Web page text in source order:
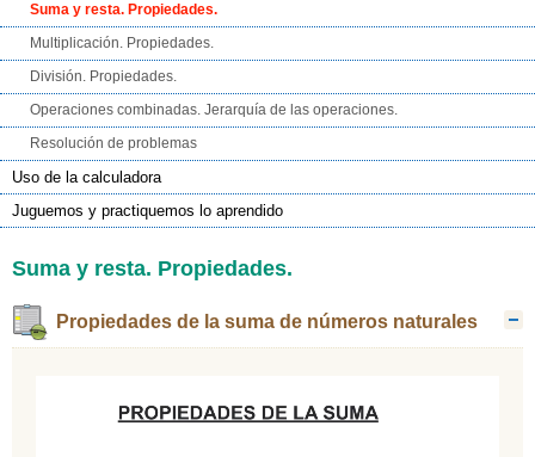
Suma y resta. Propiedades.
Multiplicación. Propiedades.
División. Propiedades.
Operaciones combinadas. Jerarquía de las operaciones.
Resolución de problemas
Uso de la calculadora
Juguemos y practiquemos lo aprendido
Suma y resta. Propiedades.
Propiedades de la suma de números naturales